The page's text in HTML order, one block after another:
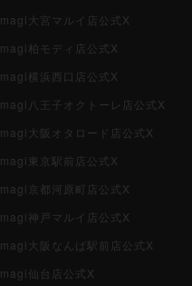
magi大宮マルイ店公式X
magi柏モディ店公式X
magi横浜西口店公式X
magi八王子オクトーレ店公式X
magi大阪オタロード店公式X
magi東京駅前店公式X
magi京都河原町店公式X
magi神戸マルイ店公式X
magi大阪なんば駅前店公式X
magi仙台店公式X